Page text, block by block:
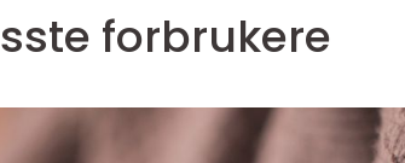
forbrukere